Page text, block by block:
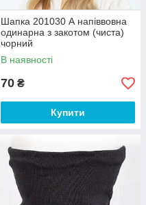
Шапка 201030 А напіввовна
одинарна з закотом (чиста)
чорний
В наявності
70 ₴
Купити